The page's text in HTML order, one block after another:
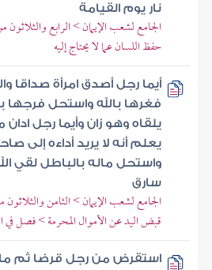
نار يوم القيامة
الجامع لشعب الإيمان > الرابع
حفظ اللسان عما لا يحتاج إليه
أيما رجل أصدق امرأة صداقا
فغرها بالله واستحل فرجها
يلقاه وهو زان وأيما رجل ادان
يعلم أنه لا يريد أداءه إلى
واستحل ماله بالباطل لقي
سارق
الجامع لشعب الإيمان > الثامن
قبض اليد عن الأموال المحرمة > فصل في
استقرض من رجل قرضا ثم